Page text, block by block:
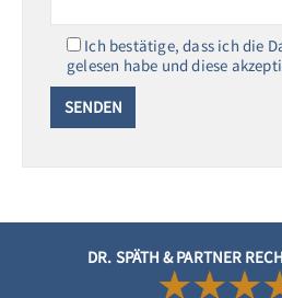
Ich bestätige, dass ich die
gelesen habe und diese
DR. SPÄTH & PARTNER